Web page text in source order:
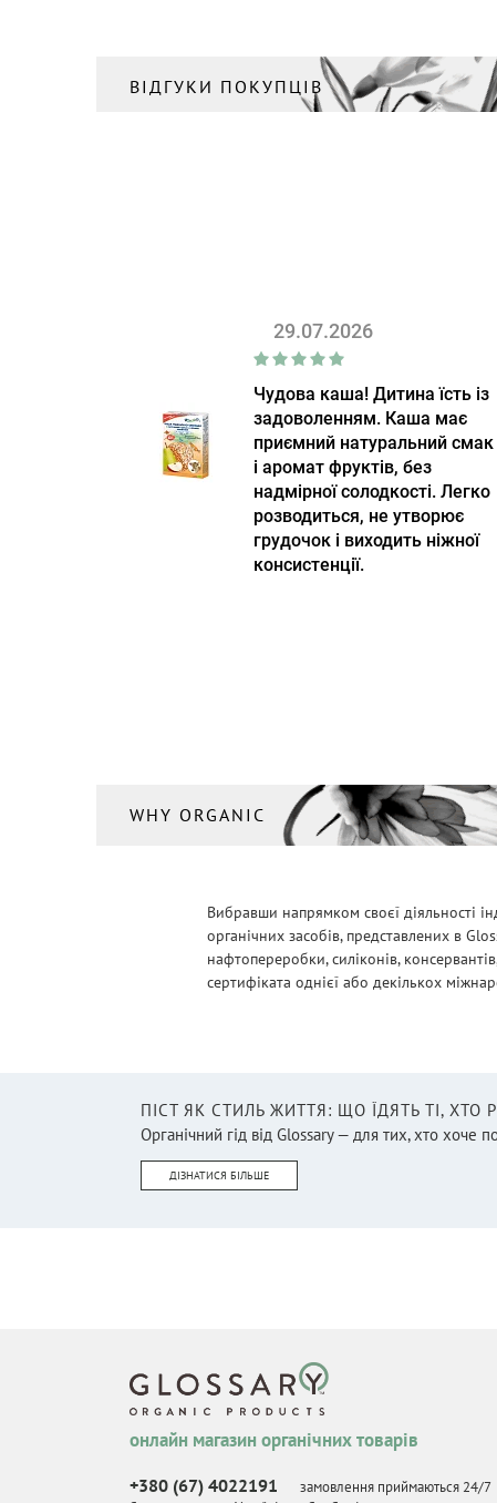
ВІДГУКИ ПОКУПЦІВ
29.07.2026
Чудова каша! Дитина їсть із
задоволенням. Каша має
приємний натуральний смак
і аромат фруктів, без
надмірної солодкості. Легко
розводиться, не утворює
грудочок і виходить ніжної
консистенції.
WHY ORGANIC
Вибравши напрямком своєї діяльності
органічних засобів, представлених в
нафтопереробки, силіконів,
сертифіката однієї або декількох
ПІСТ ЯК СТИЛЬ ЖИТТЯ: ЩО ЇДЯТЬ ТІ, ХТО
Органічний гід від Glossary — для тих, хто хоче
ДІЗНАТИСЯ БІЛЬШЕ
онлайн магазин органічних товарів
+380 (67) 4022191
замовлення приймаються 24/7